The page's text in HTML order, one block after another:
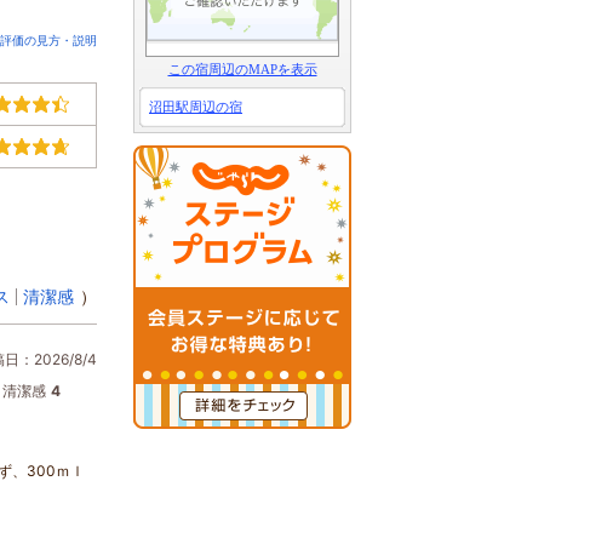
価の見方・説明
清潔感 ）
日：2026/8/4
清潔感 4
、300ｍｌ
この宿周辺のMAPを表示
沼田駅周辺の宿